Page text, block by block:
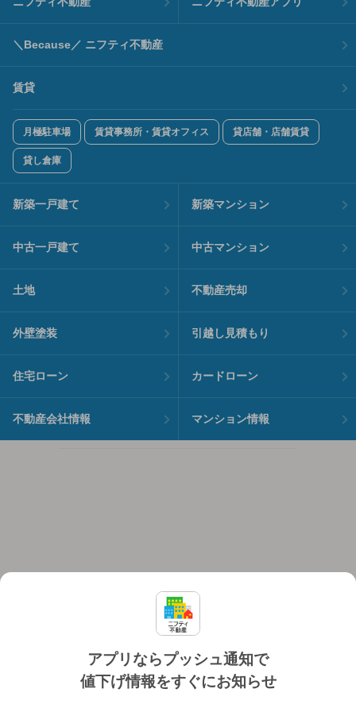
アプリならプッシュ通知で
値下げ情報をすぐにお知らせ
＼Because／ ニフティ不動産
賃貸
月極駐車場 賃貸事務所・賃貸オフィス 貸店舗・店舗賃貸
貸し倉庫
新築一戸建て 新築マンション
中古一戸建て 中古マンション
土地 不動産売却
外壁塗装 引越し見積もり
住宅ローン カードローン
不動産会社情報 マンション情報
個人情報保護ポリシー 利用規約